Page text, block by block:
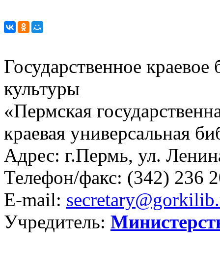
Государственное
культуры
«Пермская
краевая универсальная
Адрес: г.Пермь, ул.
Телефон/факс: (342) 236
E-mail:
Учредитель: